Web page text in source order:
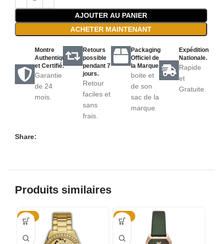
AJOUTER AU PANIER
ACHETER MAINTENANT
Montre
Authentique
et Certifié.
Garantie
de 24
mois.
Retours
possible
pendant 7
jours.
Retour
faciles et
sans
frais.
Packaging
Officiel de
la Marque.
boite et
de son
sac de la
marque.
Expédition
Nationale.
Rapide
et
Gratuite.
Share:
Produits similaires
-55% -49%